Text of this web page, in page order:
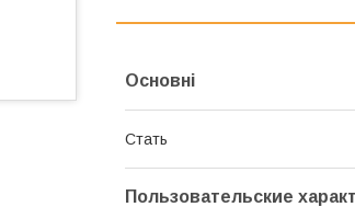
Основні
Стать
Пользовательские